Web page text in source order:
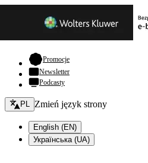
Promocje- otwiera się w nowej karcie
Newsletter
Podcasty
Zmień język - bieżący:
PL Zmień język strony
English (EN)
Українська (UA)